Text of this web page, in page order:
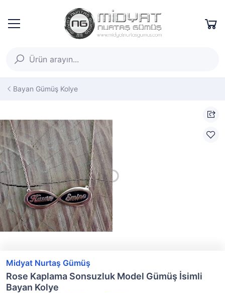
Bayan Gümüş Kolye
Midyat Nurtaş Gümüş
Rose Kaplama Sonsuzluk Model Gümüş İsimli
Bayan Kolye